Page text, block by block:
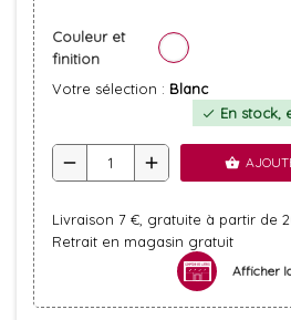
Couleur et
finition
Votre sélection : Blanc
check En stock,
remove add shopping_basket
Livraison 7 €, gratuite à partir de
Retrait en magasin gratuit
Afficher